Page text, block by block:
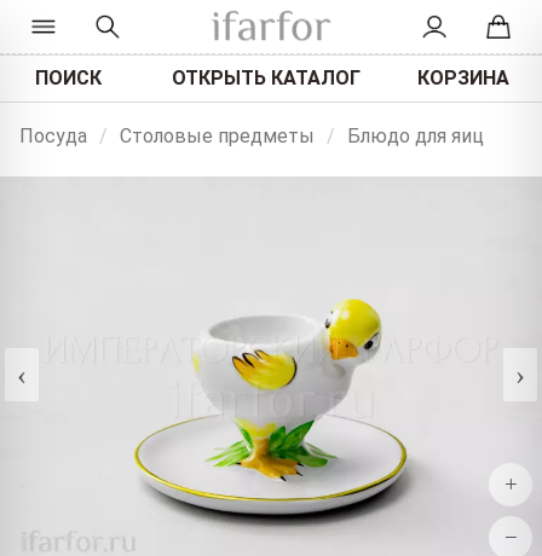
ПОИСК ОТКРЫТЬ КАТАЛОГ КОРЗИНА
Посуда / Столовые предметы / Блюдо для яиц
‹ ›
+
−